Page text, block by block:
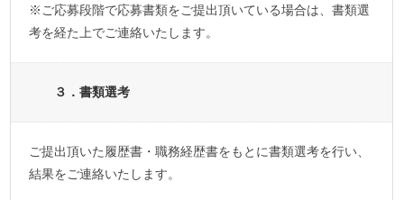
※ご応募段階で応募書類をご提出頂いている場合は、書類選
考を経た上でご連絡いたします。
３．書類選考
ご提出頂いた履歴書・職務経歴書をもとに書類選考を行い、
結果をご連絡いたします。